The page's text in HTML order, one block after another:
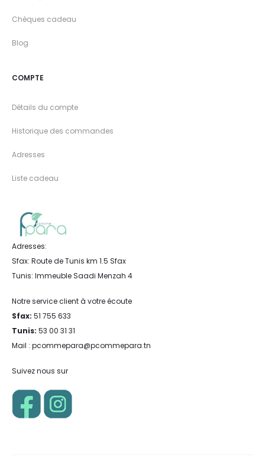
Chèques cadeau
Blog
COMPTE
Détails du compte
Historique des commandes
Adresses
Liste cadeau
Adresses:
Sfax: Route de Tunis km 1.5 Sfax
Tunis: Immeuble Saadi Menzah 4
Notre service client à votre écoute
Sfax: 51 755 633
Tunis: 53 00 31 31
Mail : pcommepara@pcommepara.tn
Suivez nous sur